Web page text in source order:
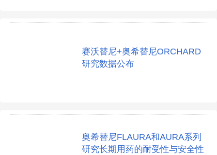
赛沃替尼+奥希替尼ORCHARD
研究数据公布
奥希替尼FLAURA和AURA系列
研究长期用药的耐受性与安全性